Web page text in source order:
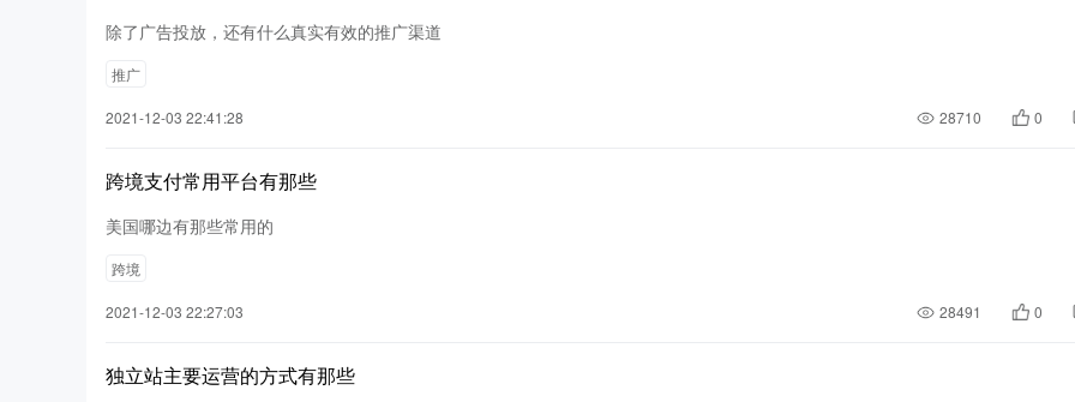
除了广告投放，还有什么真实有效的推广渠道
推广
2021-12-03 22:41:28 28710 0
跨境支付常用平台有那些
美国哪边有那些常用的
跨境
2021-12-03 22:27:03 28491 0
独立站主要运营的方式有那些